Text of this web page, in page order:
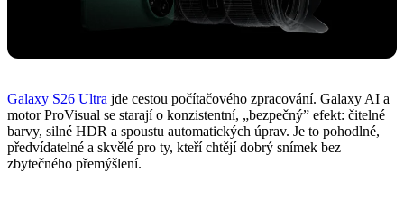
Galaxy S26 Ultra jde cestou počítačového zpracování. Galaxy AI a
motor ProVisual se starají o konzistentní, „bezpečný” efekt: čitelné
barvy, silné HDR a spoustu automatických úprav. Je to pohodlné,
předvídatelné a skvělé pro ty, kteří chtějí dobrý snímek bez
zbytečného přemýšlení.